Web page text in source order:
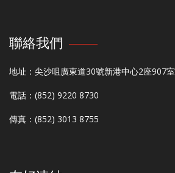
聯絡我們
地址：尖沙咀廣東道30號新港中心2座907室
電話：(852) 9220 8730
傳真：(852) 3013 8755